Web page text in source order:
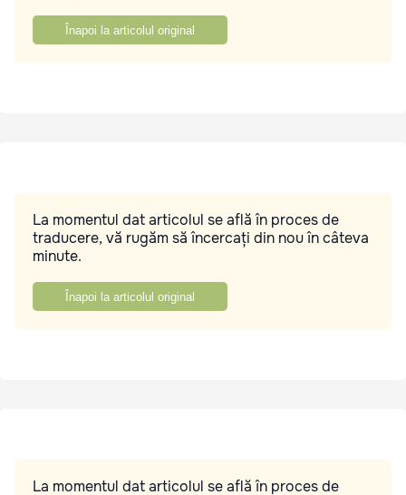
Înapoi la articolul original
La momentul dat articolul se află în proces de
traducere, vă rugăm să încercați din nou în câteva
minute.
Înapoi la articolul original
La momentul dat articolul se află în proces de